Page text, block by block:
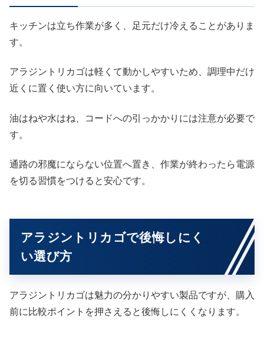
キッチンは立ち作業が多く、足元だけ冷えることがありま
す。
アラジントリカゴは軽くて動かしやすいため、調理中だけ
近くに置く使い方に向いています。
油はねや水はね、コードへの引っかかりには注意が必要で
す。
通路の邪魔にならない位置へ置き、作業が終わったら電源
を切る習慣をつけると安心です。
アラジントリカゴで後悔しにく
い選び方
アラジントリカゴは魅力の分かりやすい製品ですが、購入
前に比較ポイントを押さえると後悔しにくくなります。